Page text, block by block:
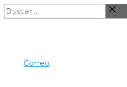
Ir
al
Buscar
…
Correo